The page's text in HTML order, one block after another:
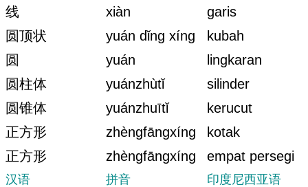
线
xiàn
garis
圆顶状
yuán dǐng xíng
kubah
圆
yuán
lingkaran
圆柱体
yuánzhùtǐ
silinder
圆锥体
yuánzhuītǐ
kerucut
正方形
zhèngfāngxíng
kotak
正方形
zhèngfāngxíng empat persegi
汉语 拼音 印度尼西亚语